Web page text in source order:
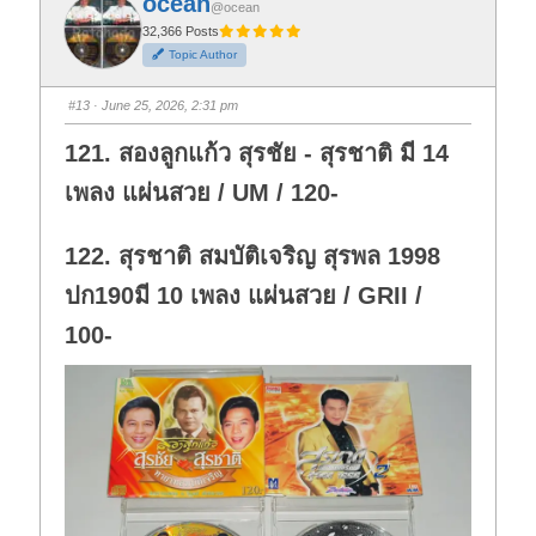
o
r
t
h
u
m
d
o
n
.
o
t
h
u
m
u
p
@ocean
32,366 Posts
Topic Author
#13 · June 25, 2026, 2:31 pm
121. สองลูกแก้ว สุรชัย - สุรชาติ มี 14
เพลง แผ่นสวย / UM / 120-
122. สุรชาติ สมบัติเจริญ สุรพล 1998
ปก190มี 10 เพลง แผ่นสวย / GRII /
100-